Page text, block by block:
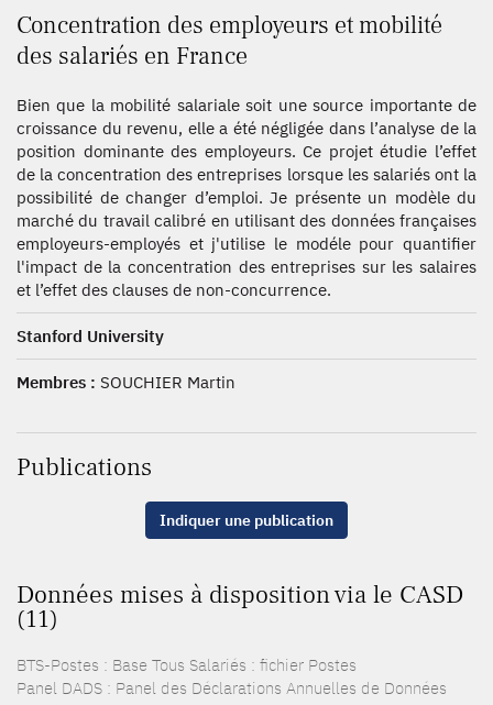
Concentration des employeurs et mobilité
des salariés en France
Bien que la mobilité salariale soit une source importante de
croissance du revenu, elle a été négligée dans l’analyse de la
position dominante des employeurs. Ce projet étudie l’effet
de la concentration des entreprises lorsque les salariés ont la
possibilité de changer d’emploi. Je présente un modèle du
marché du travail calibré en utilisant des données françaises
employeurs-employés et j'utilise le modéle pour quantifier
l'impact de la concentration des entreprises sur les salaires
et l’effet des clauses de non-concurrence.
Stanford University
Membres : SOUCHIER Martin
Publications
Indiquer une publication
Données mises à disposition via le CASD
(11)
BTS-Postes : Base Tous Salariés : fichier Postes
Panel DADS : Panel des Déclarations Annuelles de Données